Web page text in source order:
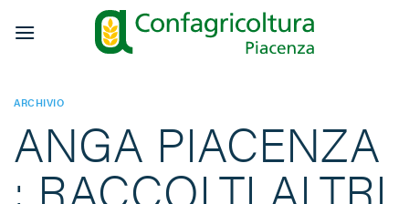
ARCHIVIO
ANGA PIACENZA
: RACCOLTI ALTRI